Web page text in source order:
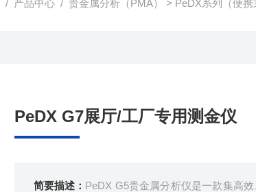
/ 产品中心 /贵金属分析（PMA） > PeDX系列（便携
PeDX G7展厅/工厂专用测金仪
简要描述： PeDX G5贵金属分析仪是一款集高